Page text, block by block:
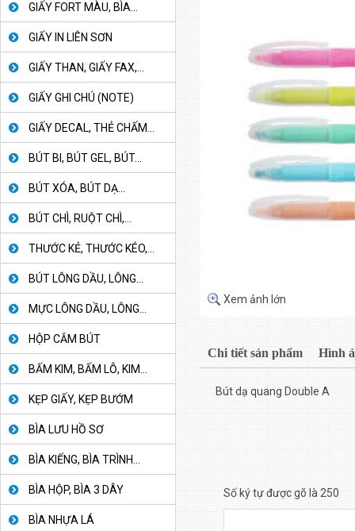
GIẤY FORT MÀU, BÌA...
GIẤY IN LIÊN SƠN
GIẤY THAN, GIẤY FAX,...
GIẤY GHI CHÚ (NOTE)
GIẤY DECAL, THẺ CHẤM...
BÚT BI, BÚT GEL, BÚT...
BÚT XÓA, BÚT DẠ...
BÚT CHÌ, RUỘT CHÌ,...
THƯỚC KẺ, THƯỚC KÉO,...
BÚT LÔNG DẦU, LÔNG...
MỰC LÔNG DẦU, LÔNG...
HỘP CẮM BÚT
BẤM KIM, BẤM LỖ, KIM...
KẸP GIẤY, KẸP BƯỚM
BÌA LƯU HỒ SƠ
BÌA KIẾNG, BÌA TRÌNH...
BÌA HỘP, BÌA 3 DÂY
BÌA NHỰA LÁ
Xem ảnh lớn
Chi tiết sản phẩm Hình
Bút dạ quang Double A
Số ký tự được gõ là 250